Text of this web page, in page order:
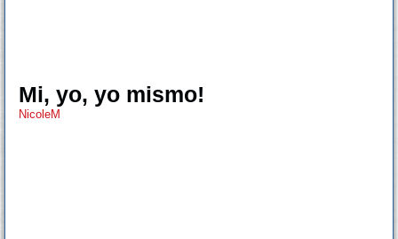
Mi, yo, yo mismo!
NicoleM